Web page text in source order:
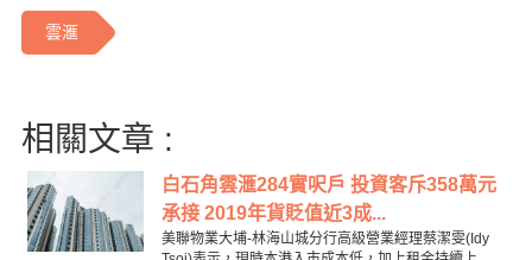
雲滙
相關文章 :
白石角雲滙284實呎戶 投資客斥358萬元
承接 2019年貨貶值近3成...
美聯物業大埔-林海山城分行高級營業經理蔡潔雯(Idy